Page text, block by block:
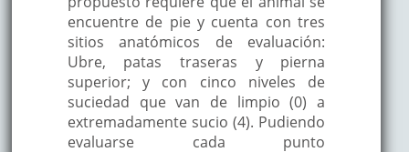
encuentre de pie y cuenta con tres
sitios anatómicos de evaluación:
Ubre, patas traseras y pierna
superior; y con cinco niveles de
suciedad que van de limpio (0) a
extremadamente sucio (4). Pudiendo
evaluarse cada punto